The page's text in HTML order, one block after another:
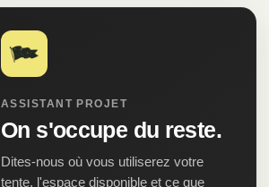
ASSISTANT PROJET
On s'occupe du reste.
Dites-nous où vous utiliserez votre
tente, l'espace disponible et ce que